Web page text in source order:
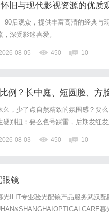
旧与现代影视资源的优质
90后观众，提供丰富高清的经典与
深受影迷喜爱。
08-05 450 10
例？长中庭、短圆脸、方
脸
久，少了点自然精致的氛围感？要
硬别扭；要么色号踩雷，后期发红
质。久匠不靠审美预判、不靠肉眼
廓、测试五官曲直量感锁定气质、
08-03 450 10
眼镜
光ILIT专业验光配镜产品服务武汉